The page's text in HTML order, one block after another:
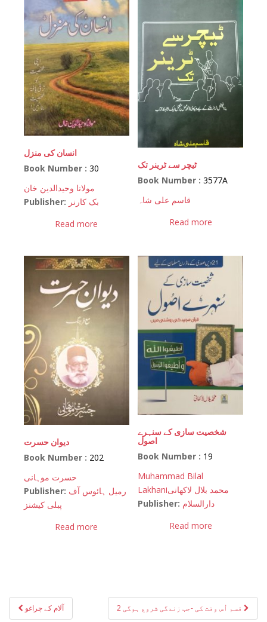
انسان کی منزل
Book Number : 30
مولانا وحیدالدین خان
Publisher: بک کارنر
Read more
ٹیچر سے ٹرینر تک
Book Number :3577A
قاسم علی شاہ
Read more
دیوان حسرت
Book Number : 202
حسرت موہانی
Publisher: رمیل ہائوس آف
پبلی کیشنز
Read more
شخصیت سازی کے سنہرے
اصول
Book Number : 19
Muhammad Bilal
Lakhaniمحمد بلال لاکھانی
Publisher: دارالسلام
Read more
Postآلام کے چراغو